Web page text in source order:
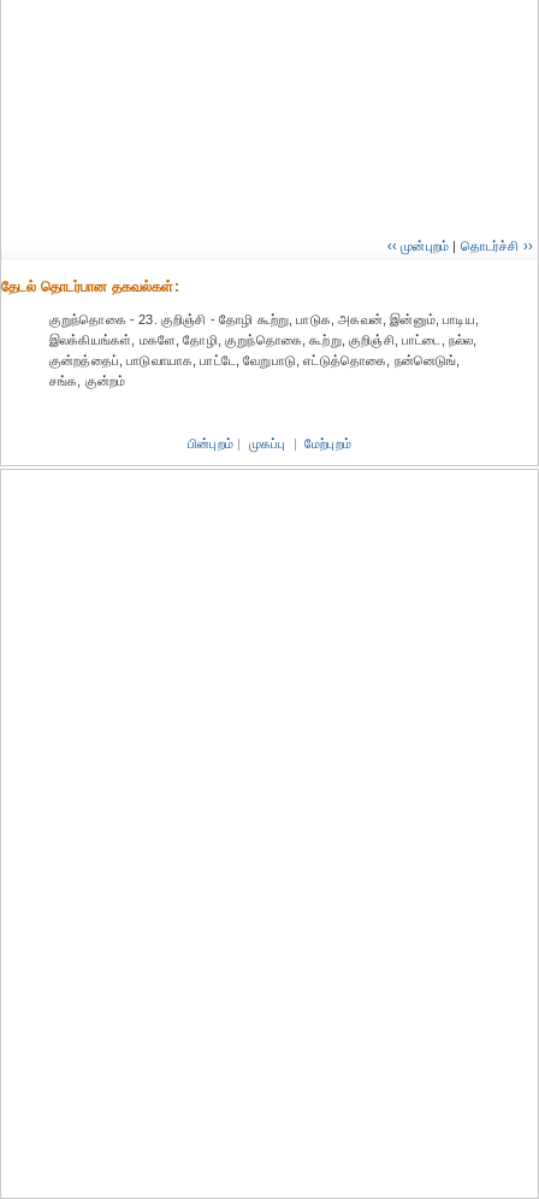
‹‹ முன்புறம் | தொடர்ச்சி ››
தேட‌ல் தொட‌ர்பான தகவ‌ல்க‌ள்:
குறுந்தொகை - 23. குறிஞ்சி - தோழி கூற்று, பாடுக, அகவன், இன்னும், பாடிய,
இலக்கியங்கள், மகளே, தோழி, குறுந்தொகை, கூற்று, குறிஞ்சி, பாட்டை, நல்ல,
குன்றத்தைப், பாடுவாயாக, பாட்டே, வேறுபாடு, எட்டுத்தொகை, நன்னெடுங்,
சங்க, குன்றம்
பின்புறம் | முகப்பு | மேற்புறம்